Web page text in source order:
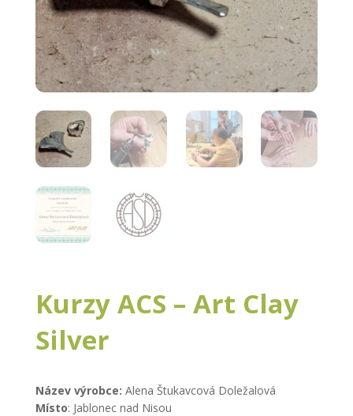
Kurzy ACS – Art Clay
Silver
Název výrobce: Alena Štukavcová Doležalová
Místo: Jablonec nad Nisou